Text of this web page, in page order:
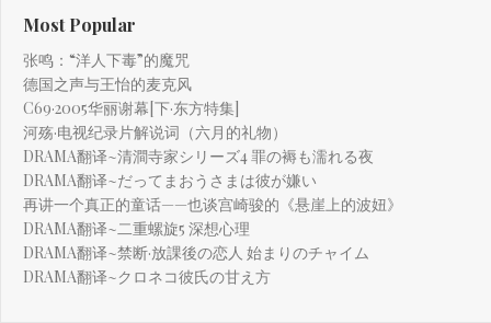
Most Popular
张鸣：“洋人下毒”的魔咒
德国之声与王怡的麦克风
C69·2005华丽谢幕[下·东方特集]
河殇·电视纪录片解说词（六月的礼物）
DRAMA翻译~清澗寺家シリーズ4 罪の褥も濡れる夜
DRAMA翻译~だってまおうさまは彼が嫌い
再讲一个真正的童话——也谈宫崎骏的《悬崖上的波妞》
DRAMA翻译~二重螺旋5 深想心理
DRAMA翻译~禁断·放課後の恋人 始まりのチャイム
DRAMA翻译~クロネコ彼氏の甘え方